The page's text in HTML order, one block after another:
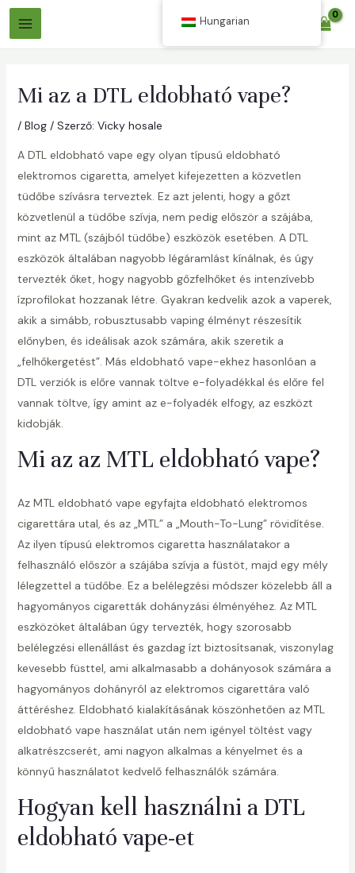
Ugrás
Főmenü
Mi az a DTL eldobható vape?
/ Blog/ Szerző: Vicky hosale
A DTL eldobható vape egy olyan típusú eldobható
elektromos cigaretta, amelyet kifejezetten a közvetlen
tüdőbe szívásra terveztek. Ez azt jelenti, hogy a gőzt
közvetlenül a tüdőbe szívja, nem pedig először a szájába,
mint az MTL (szájból tüdőbe) eszközök esetében. A DTL
eszközök általában nagyobb légáramlást kínálnak, és úgy
tervezték őket, hogy nagyobb gőzfelhőket és intenzívebb
ízprofilokat hozzanak létre. Gyakran kedvelik azok a vaperek,
akik a simább, robusztusabb vaping élményt részesítik
előnyben, és ideálisak azok számára, akik szeretik a
„felhőkergetést”. Más eldobható vape-ekhez hasonlóan a
DTL verziók is előre vannak töltve e-folyadékkal és előre fel
vannak töltve, így amint az e-folyadék elfogy, az eszközt
kidobják.
Mi az az MTL eldobható vape?
Az MTL eldobható vape egyfajta eldobható elektromos
cigarettára utal, és az „MTL” a „Mouth-To-Lung” rövidítése.
Az ilyen típusú elektromos cigaretta használatakor a
felhasználó először a szájába szívja a füstöt, majd egy mély
lélegzettel a tüdőbe. Ez a belélegzési módszer közelebb áll a
hagyományos cigaretták dohányzási élményéhez. Az MTL
eszközöket általában úgy tervezték, hogy szorosabb
belélegzési ellenállást és gazdag ízt biztosítsanak, viszonylag
kevesebb füsttel, ami alkalmasabb a dohányosok számára a
hagyományos dohányról az elektromos cigarettára való
áttéréshez. Eldobható kialakításának köszönhetően az MTL
eldobható vape használat után nem igényel töltést vagy
alkatrészcserét, ami nagyon alkalmas a kényelmet és a
könnyű használatot kedvelő felhasználók számára.
Hogyan kell használni a DTL
eldobható vape-et
Hungarian